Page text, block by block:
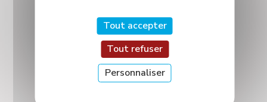
CO2M
Tout accepter
Tout refuser
Personnaliser